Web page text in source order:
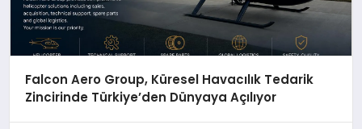
Falcon Aero Group, Küresel Havacılık Tedarik
Zincirinde Türkiye’den Dünyaya Açılıyor